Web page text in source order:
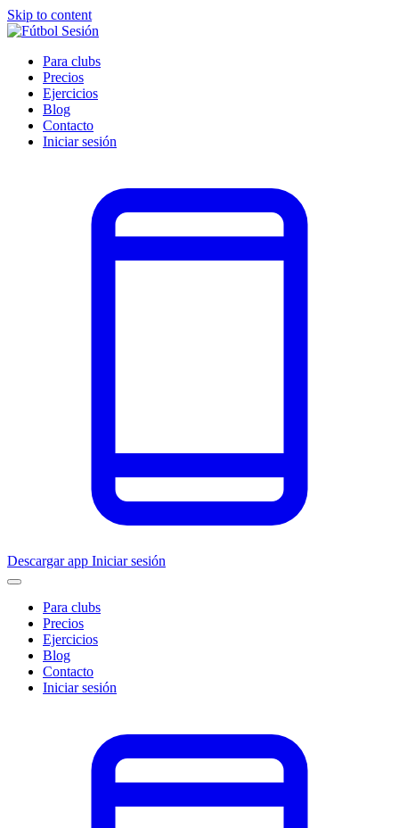
Skip to content
Para clubs
Precios
Ejercicios
Blog
Contacto
Iniciar sesión
Descargar app Iniciar sesión
Para clubs
Precios
Ejercicios
Blog
Contacto
Iniciar sesión